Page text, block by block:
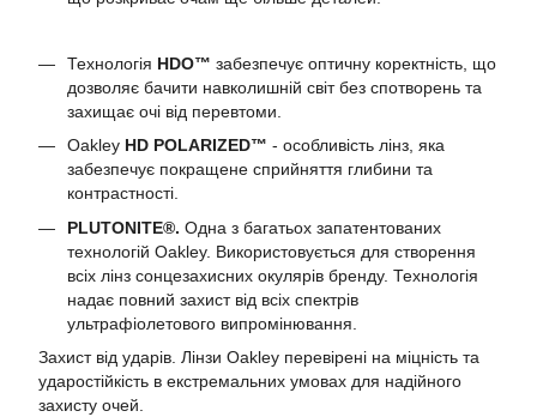
Технологія HDO™ забезпечує оптичну коректність, що
дозволяє бачити навколишній світ без спотворень та
захищає очі від перевтоми.
Oakley HD POLARIZED™ - особливість лінз, яка
забезпечує покращене сприйняття глибини та
контрастності.
PLUTONITE®. Одна з багатьох запатентованих
технологій Oakley. Використовується для створення
всіх лінз сонцезахисних окулярів бренду. Технологія
надає повний захист від всіх спектрів
ультрафіолетового випромінювання.
Захист від ударів. Лінзи Oakley перевірені на міцність та
ударостійкість в екстремальних умовах для надійного
захисту очей.